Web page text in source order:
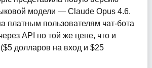
модели — Claude Opus 4.6.
платным пользователям чат-бота
API по той же цене, что и
долларов на вход и $25